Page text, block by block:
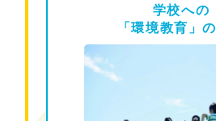
学校への
「環境教育」の